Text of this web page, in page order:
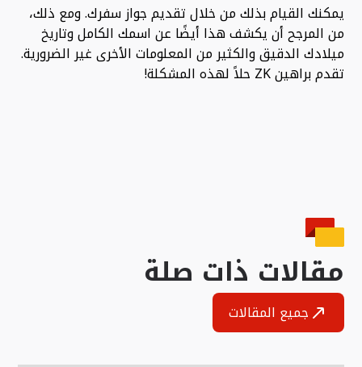
يمكنك القيام بذلك من خلال تقديم جواز سفرك. ومع ذلك،
من المرجح أن يكشف هذا أيضًا عن اسمك الكامل وتاريخ
ميلادك الدقيق والكثير من المعلومات الأخرى غير الضرورية.
تقدم براهين ZK حلاً لهذه المشكلة!
مقالات ذات صلة
جميع المقالات